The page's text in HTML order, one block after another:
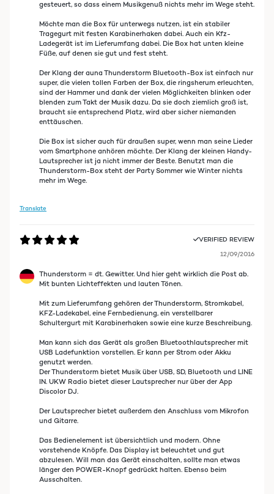
gesteuert, so dass einem Musikgenuß nichts mehr im Wege steht.
Möchte man die Box für unterwegs nutzen, ist ein stabiler
Tragegurt mit festen Karabinerhaken dabei. Auch ein Kfz-
Ladegerät ist im Lieferumfang dabei. Die Box hat unten kleine
Füße, auf denen sie gut und fest steht.
Der Klang der auna Thunderstorm Bluetooth-Box ist einfach nur
super, die vielen tollen Farben der Box, die ringsherum erleuchten,
sind der Hammer und dank der vielen Möglichkeiten blinken oder
blenden zum Takt der Musik dazu. Da sie doch ziemlich groß ist,
braucht sie entsprechend Platz, wird aber sicher niemanden
enttäuschen.
Die Box ist sicher auch für draußen super, wenn man seine Lieder
vom Smartphone anhören möchte. Der Klang der kleinen Handy-
Lautsprecher ist ja nicht immer der Beste. Benutzt man die
Thunderstorm-Box steht der Party Sommer wie Winter nichts
mehr im Wege.
Translate
VERIFIED REVIEW
12/09/2016
Thunderstorm = dt. Gewitter. Und hier geht wirklich die Post ab.
Mit bunten Lichteffekten und lauten Tönen.
Mit zum Lieferumfang gehören der Thunderstorm, Stromkabel,
KFZ-Ladekabel, eine Fernbedienung, ein verstellbarer
Schultergurt mit Karabinerhaken sowie eine kurze Beschreibung.
Man kann sich das Gerät als großen Bluetoothlautsprecher mit
USB Ladefunktion vorstellen. Er kann per Strom oder Akku
genutzt werden.
Der Thunderstorm bietet Musik über USB, SD, Bluetooth und LINE
IN. UKW Radio bietet dieser Lautsprecher nur über der App
Discolor DJ.
Der Lautsprecher bietet außerdem den Anschluss vom Mikrofon
und Gitarre.
Das Bedienelement ist übersichtlich und modern. Ohne
vorstehende Knöpfe. Das Display ist beleuchtet und gut
abzulesen. Will man das Gerät einschalten, sollte man etwas
länger den POWER-Knopf gedrückt halten. Ebenso beim
Ausschalten.